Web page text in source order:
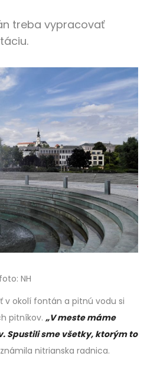
treba vypracovať
foto: NH
v okolí fontán a pitnú vodu si
pitníkov. „V meste máme
Spustili sme všetky, ktorým to
nitrianska radnica.